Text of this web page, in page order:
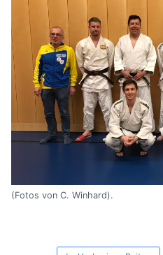
(Fotos von C. Winhard).